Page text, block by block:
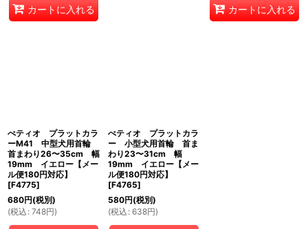
カートに入れる カートに入れる
ぺティオ プラットカラ
ーM41 中型犬用首輪
首まわり26〜35cm 幅
19mm イエロー【メー
ル便180円対応】
[F4775]
680円(税別)
(税込 : 748円)
ぺティオ プラットカラ
ー 小型犬用首輪 首ま
わり23〜31cm 幅
19mm イエロー【メー
ル便180円対応】
[F4765]
580円(税別)
(税込 : 638円)